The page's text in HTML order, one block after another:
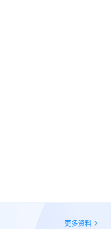
更多资料